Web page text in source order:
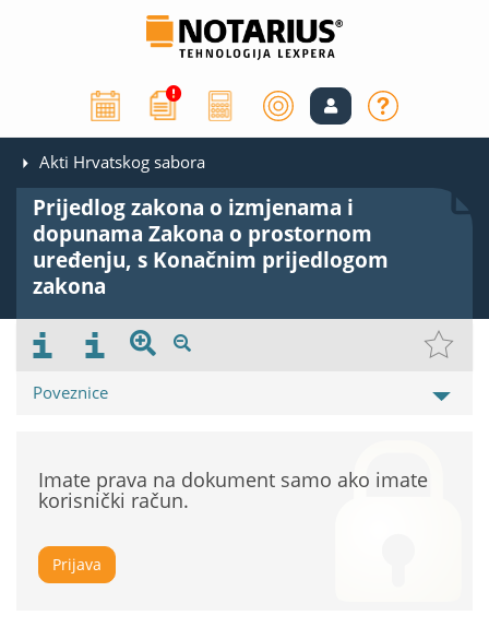
Akti Hrvatskog sabora
Prijedlog zakona o izmjenama i
dopunama Zakona o prostornom
uređenju, s Konačnim prijedlogom
zakona
Poveznice
Imate prava na dokument samo ako imate
korisnički račun.
Prijava